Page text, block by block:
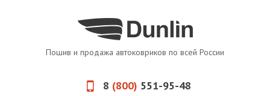
Пошив и продажа автоковриков по всей России
8 (800) 551-95-48